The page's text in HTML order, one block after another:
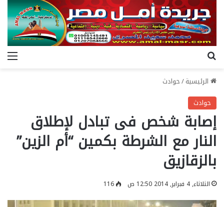
الرئيسية/حوادث
حوادث
إصابة شخص فى تبادل لإطلاق
النار مع الشرطة بكمين “أم الزين”
بالزقازيق
الثلاثاء, 4 فبراير, 2014 12:50 ص 116